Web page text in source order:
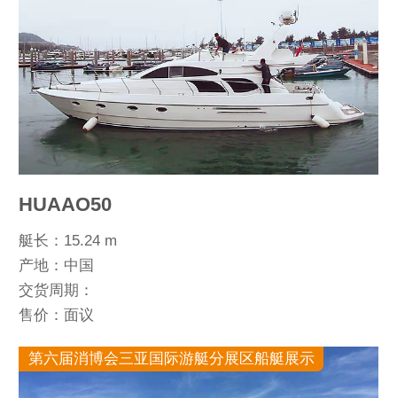
HUAAO50
艇长：15.24 m
产地：中国
交货周期：
售价：面议
第六届消博会三亚国际游艇分展区船艇展示